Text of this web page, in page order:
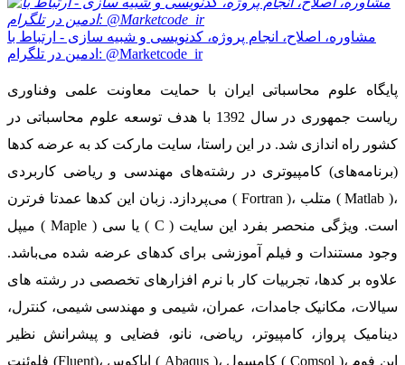
مشاوره، اصلاح، انجام پروژه، کدنویسی و شبیه سازی - ارتباط با
ادمین در تلگرام: @Marketcode_ir
پایگاه علوم محاسباتی ایران با حمایت معاونت علمی وفناوری
ریاست جمهوری در سال 1392 با هدف توسعه علوم محاسباتی در
کشور راه اندازی شد. در این راستا، سایت مارکت کد به عرضه کدها
(برنامه‌های) کامپیوتری در رشته‌های مهندسی و ریاضی کاربردی
می‌پردازد. زبان این کدها عمدتا فرترن ( Fortran )، متلب ( Matlab )،
میپل ( Maple ) یا سی ( C ) است. ویژگی منحصر بفرد این سایت
وجود مستندات و فیلم آموزشی برای کدهای عرضه شده می‌باشد.
علاوه بر کدها، تجربیات کار با نرم افزارهای تخصصی در رشته های
سیالات، مکانیک جامدات، عمران، شیمی و مهندسی شیمی، کنترل،
دینامیک پرواز، کامپیوتر، ریاضی، نانو، فضایی و پیشرانش نظیر
فلوئنت (Fluent)، اباکوس ( Abaqus )، کامسول ( Comsol )، اپن فوم